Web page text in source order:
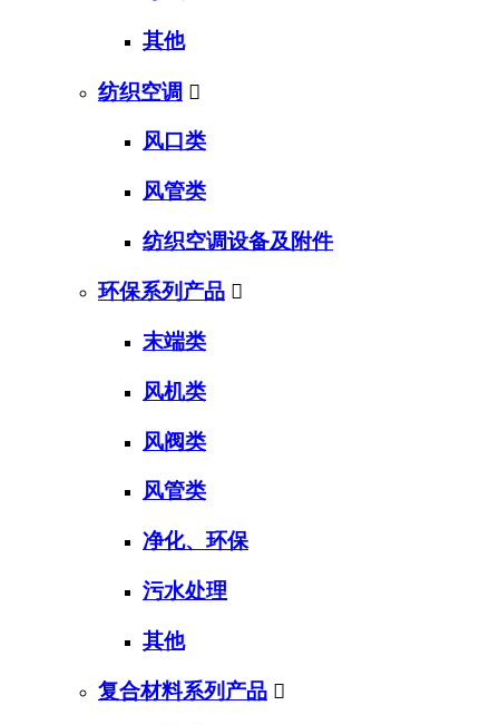
其他
纺织空调 
风口类
风管类
纺织空调设备及附件
环保系列产品 
末端类
风机类
风阀类
风管类
净化、环保
污水处理
其他
复合材料系列产品 